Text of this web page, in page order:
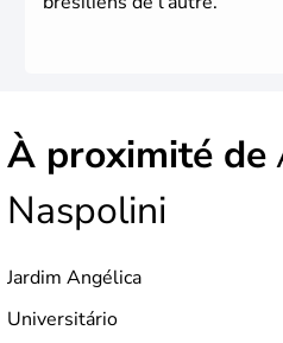
À proximité de
Naspolini
Jardim Angélica
Universitário